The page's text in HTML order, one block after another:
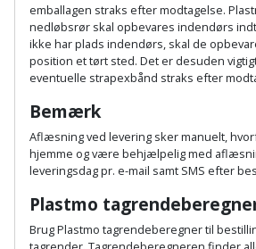
WinWin
plader
Savbuk
Savklinge
Skraber
Skruestik
Skruetrækker
Kompressor
Lader
Ligesliber
Limpistol
Linjelaser
Lommelygte
Merchandise
Mobiltilbehør
Pavillon
Personlig
pleje
emballagen straks efter modtagelse.
nedløbsrør skal opbevares indendørs
ikke har plads indendørs, skal de
position et tørt sted. Det er desuden
eventuelle strapexbånd straks efter
Bemærk
Aflæsning ved levering sker manuelt,
hjemme og være behjælpelig med
leveringsdag pr. e-mail samt SMS efter
Plastmo
Brug Plastmo tagrendeberegner til